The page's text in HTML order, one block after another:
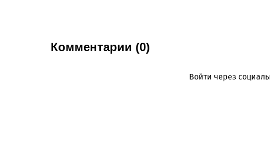
Комментарии (0)
Войти через